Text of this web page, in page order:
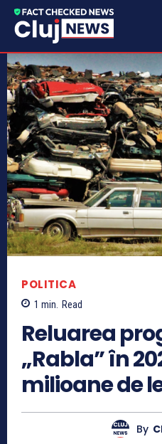
POLITICA
1 min. Read
Reluarea
„Rabla” în
milioane de
By